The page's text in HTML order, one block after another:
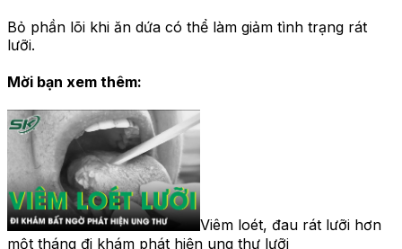
Bỏ phần lõi khi ăn dứa có thể làm giảm tình trạng rát
lưỡi.
Mời bạn xem thêm:
Viêm loét, đau rát lưỡi hơn
một tháng đi khám phát hiện ung thư lưỡi